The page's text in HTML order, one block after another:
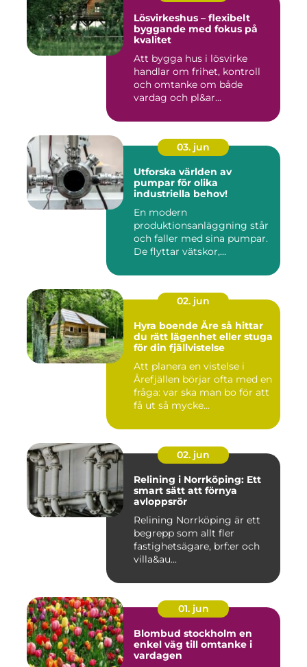
Lösvirkeshus – flexibelt
byggande med fokus på
kvalitet
Att bygga hus i lösvirke
handlar om frihet, kontroll
och omtanke om både
vardag och pl&ar...
03. jun
Utforska världen av
pumpar för olika
industriella behov!
En modern
produktionsanläggning står
och faller med sina pumpar.
De flyttar vätskor,...
02. jun
Hyra boende Åre så hittar
du rätt lägenhet eller stuga
för din fjällvistelse
Att planera en vistelse i
Årefjällen börjar ofta med en
fråga: var ska man bo för att
få ut så mycke...
02. jun
Relining i Norrköping: Ett
smart sätt att förnya
avloppsrör
Relining Norrköping är ett
begrepp som allt fler
fastighetsägare, brf:er och
villa&au...
01. jun
Blombud stockholm en
enkel väg till omtanke i
vardagen